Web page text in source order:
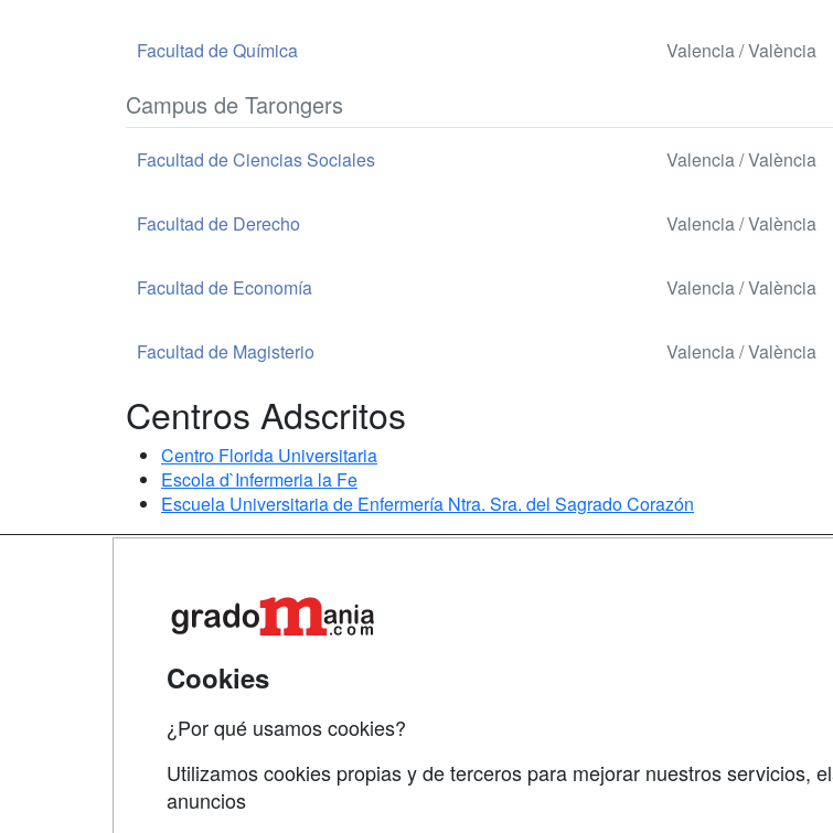
Facultad de Química Valencia / València
Campus de Tarongers
Facultad de Ciencias Sociales Valencia / València
Facultad de Derecho Valencia / València
Facultad de Economía Valencia / València
Facultad de Magisterio Valencia / València
Centros Adscritos
Centro Florida Universitaria
Escola d`Infermeria la Fe
Escuela Universitaria de Enfermería Ntra. Sra. del Sagrado Corazón
Cookies
¿Por qué usamos cookies?
Utilizamos cookies propias y de terceros para mejorar nuestros servicios,
anuncios